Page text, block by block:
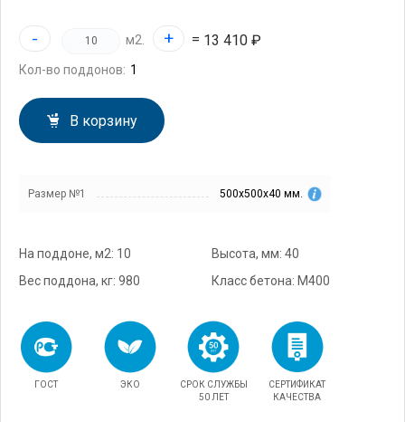
- м2. + = 13 410 ₽
Кол-во поддонов:
В корзину
Размер №1 500х500х40 мм.
На поддоне, м2: 10
Высота, мм: 40
Вес поддона, кг: 980
Класс бетона: М400
ГОСТ ЭКО
СРОК СЛУЖБЫ
50 ЛЕТ
СЕРТИФИКАТ
КАЧЕСТВА